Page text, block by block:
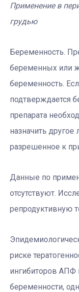
Применение в
грудью
Беременность.
беременных или
беременность.
подтверждается
препарата
назначить другое
разрешенное к
Данные по
отсутствуют.
репродуктивную
риске
ингибиторов АПФ
беременности,